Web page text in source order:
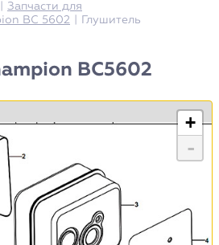
Запчасти для
ВC 5602 Глушитель
BC5602
+
-